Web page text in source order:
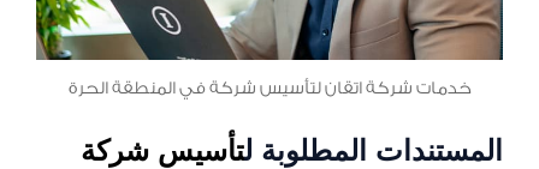
خدمات شركة اتقان لتأسيس شركة في المنطقة الحرة
المستندات المطلوبة لتأسيس شركة